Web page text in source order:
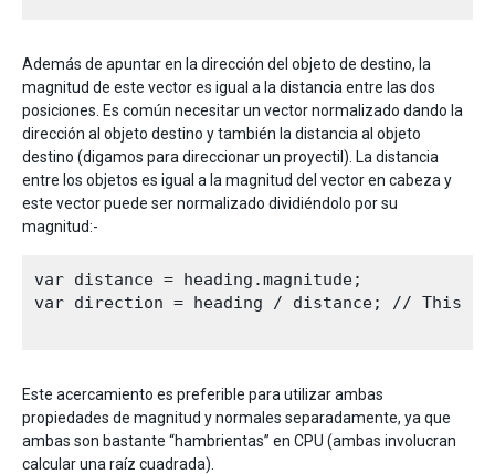
Además de apuntar en la dirección del objeto de destino, la
magnitud de este vector es igual a la distancia entre las dos
posiciones. Es común necesitar un vector normalizado dando la
dirección al objeto destino y también la distancia al objeto
destino (digamos para direccionar un proyectil). La distancia
entre los objetos es igual a la magnitud del vector en cabeza y
este vector puede ser normalizado dividiéndolo por su
magnitud:-
var distance = heading.magnitude;
var direction = heading / distance; // This is
Este acercamiento es preferible para utilizar ambas
propiedades de magnitud y normales separadamente, ya que
ambas son bastante “hambrientas” en CPU (ambas involucran
calcular una raíz cuadrada).